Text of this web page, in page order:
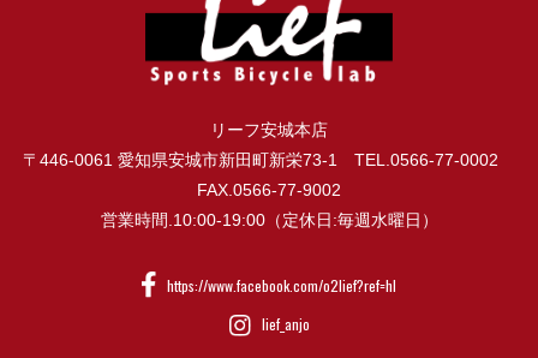
リーフ安城本店
〒446-0061 愛知県安城市新田町新栄73-1 TEL.0566-77-0002
FAX.0566-77-9002
営業時間.10:00-19:00（定休日:毎週水曜日）
https://www.facebook.com/o2lief?ref=hl
lief_anjo